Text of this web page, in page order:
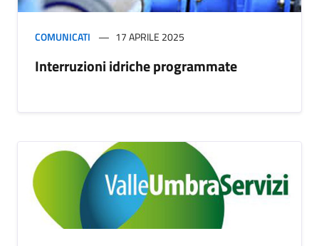
COMUNICATI 17 APRILE 2025
Interruzioni idriche programmate